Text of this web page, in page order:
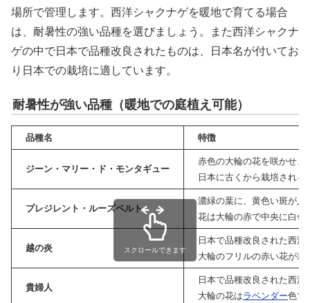
場所で管理します。西洋シャクナゲを暖地で育てる場合
は、耐暑性の強い品種を選びましょう。また西洋シャクナ
ゲの中で日本で品種改良されたものは、日本名が付いてお
り日本での栽培に適しています。
耐暑性が強い品種（暖地での庭植え可能）
品種名 特徴
ジーン・マリー・ド・モンタギュー
赤色の大輪の花を咲かせま
日本に古くから栽培される
プレジレント・ルーズベルト
濃緑の葉に、黄色い斑が入
花は大輪の赤で中央に白色
越の炎
日本で品種改良された西洋
大輪のフリルの赤い花が栽
貴婦人
日本で品種改良された西洋
大輪の花はラベンダー色で
スクロールできます